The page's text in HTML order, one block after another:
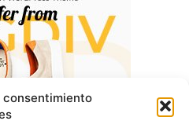
consentimiento